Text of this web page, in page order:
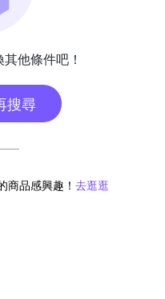
他條件吧！
搜尋
商品感興趣！ 去逛逛